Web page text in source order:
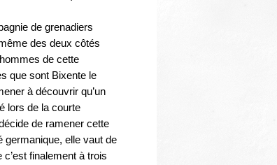
de grenadiers
des deux côtés
de cette
que sont Bixente le
à découvrir qu’un
lors de la courte
de ramener cette
germanique, elle vaut de
finalement à trois